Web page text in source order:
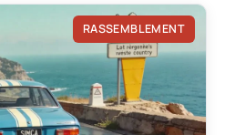
RASSEMBLEMENT